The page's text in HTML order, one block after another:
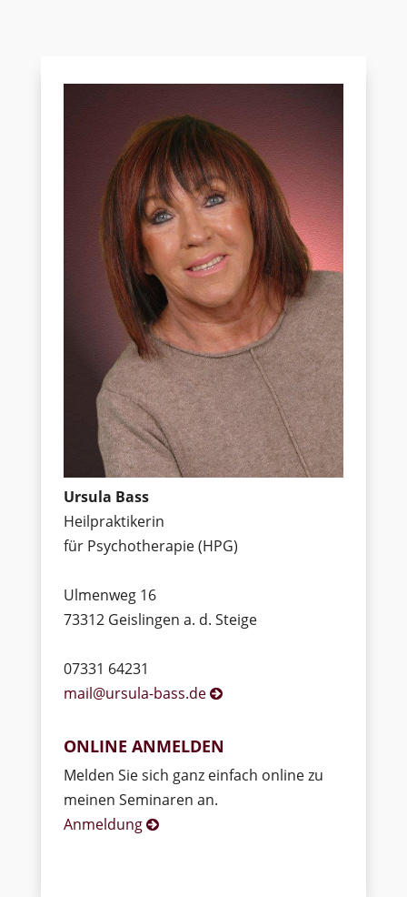
Ursula Bass
Heilpraktikerin
für Psychotherapie (HPG)
Ulmenweg 16
73312 Geislingen a. d. Steige
07331 64231
mail@ursula-bass.de
ONLINE ANMELDEN
Melden Sie sich ganz einfach online zu
meinen Seminaren an.
Anmeldung